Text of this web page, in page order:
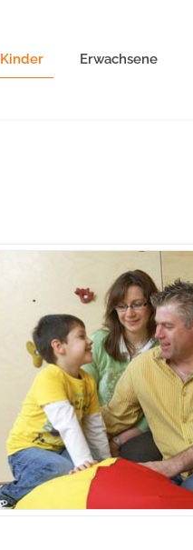
Kinder Erwachsene